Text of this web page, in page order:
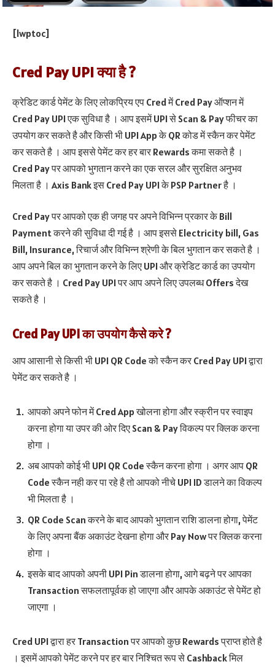
[lwptoc]
Cred Pay UPI क्या है ?
क्रेडिट कार्ड पेमेंट के लिए लोकप्रिय एप Cred में Cred Pay ऑप्शन में
Cred Pay UPI एक सुविधा है । आप इसमें UPI से Scan & Pay फीचर का
उपयोग कर सकते है और किसी भी UPI App के QR कोड में स्कैन कर पेमेंट
कर सकते है । आप इससे पेमेंट कर हर बार Rewards कमा सकते है ।
Cred Pay पर आपको भुगतान करने का एक सरल और सुरक्षित अनुभव
मिलता है । Axis Bank इस Cred Pay UPI के PSP Partner है ।
Cred Pay पर आपको एक ही जगह पर अपने विभिन्न प्रकार के Bill
Payment करने की सुविधा दी गई है । आप इससे Electricity bill, Gas
Bill, Insurance, रिचार्ज और विभिन्न श्रेणी के बिल भुगतान कर सकते है ।
आप अपने बिल का भुगतान करने के लिए UPI और क्रेडिट कार्ड का उपयोग
कर सकते है । Cred Pay UPI पर आप अपने लिए उपलब्ध Offers देख
सकते है ।
Cred Pay UPI का उपयोग कैसे करे ?
आप आसानी से किसी भी UPI QR Code को स्कैन कर Cred Pay UPI द्वारा
पेमेंट कर सकते है ।
आपको अपने फोन में Cred App खोलना होगा और स्क्रीन पर स्वाइप
करना होगा या उपर की ओर दिए Scan & Pay विकल्प पर क्लिक करना
होगा ।
अब आपको कोई भी UPI QR Code स्कैन करना होगा । अगर आप QR
Code स्कैन नही कर पा रहे है तो आपको नीचे UPI ID डालने का विकल्प
भी मिलता है ।
QR Code Scan करने के बाद आपको भुगतान राशि डालना होगा, पेमेंट
के लिए अपना बैंक अकाउंट देखना होगा और Pay Now पर क्लिक करना
होगा ।
इसके बाद आपको अपनी UPI Pin डालना होगा, आगे बढ़ने पर आपका
Transaction सफलतापूर्वक हो जाएगा और आपके अकाउंट से पेमेंट हो
जाएगा ।
Cred UPI द्वारा हर Transaction पर आपको कुछ Rewards प्राप्त होते है
। इसमें आपको पेमेंट करने पर हर बार निश्चित रूप से Cashback मिल